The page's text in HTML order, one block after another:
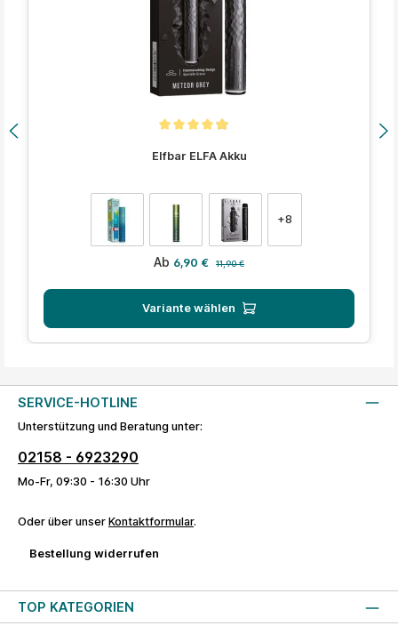
Elfbar ELFA Akku
auswählen
+8
Verkaufspreis:
Ab 6,90 € 11,90 €
Variante wählen
SERVICE-HOTLINE
Unterstützung und Beratung unter:
02158 - 6923290
Mo-Fr, 09:30 - 16:30 Uhr
Oder über unser Kontaktformular.
Bestellung widerrufen
TOP KATEGORIEN